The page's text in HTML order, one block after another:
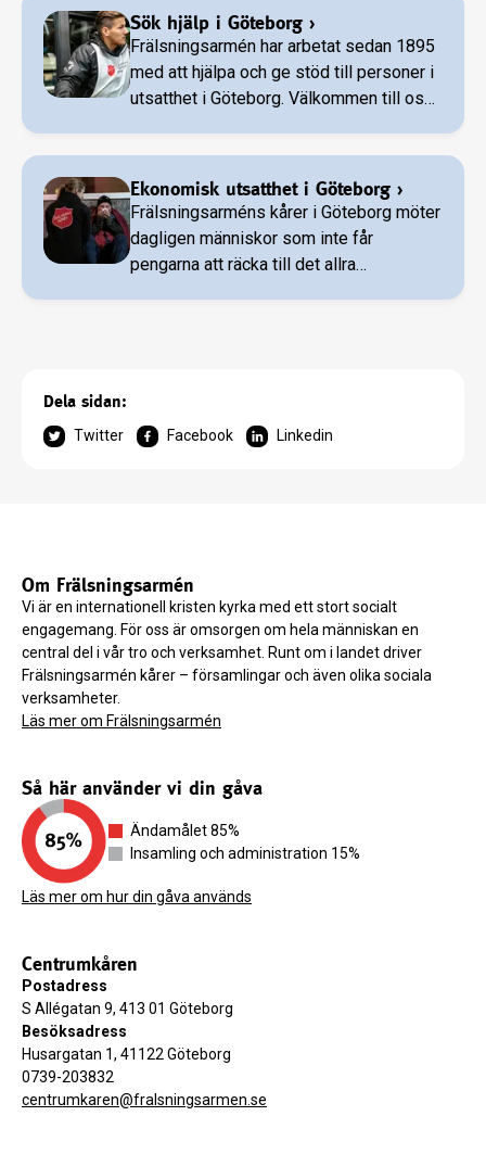
Sök hjälp i Göteborg ›
Frälsningsarmén har arbetat sedan 1895
med att hjälpa och ge stöd till personer i
utsatthet i Göteborg. Välkommen till oss
sociala arbete.
Ekonomisk utsatthet i Göteborg ›
Frälsningsarméns kårer i Göteborg möter
dagligen människor som inte får
pengarna att räcka till det allra
Dela sidan:
Twitter Facebook Linkedin
Om Frälsningsarmén
Vi är en internationell kristen kyrka med ett stort socialt
engagemang. För oss är omsorgen om hela människan en
central del i vår tro och verksamhet. Runt om i landet driver
Frälsningsarmén kårer – församlingar och även olika sociala
verksamheter.
Läs mer om Frälsningsarmén
Så här använder vi din gåva
Ändamålet 85%
Insamling och administration 15%
Läs mer om hur din gåva används
Centrumkåren
Postadress
S Allégatan 9, 413 01 Göteborg
Besöksadress
Husargatan 1, 41122 Göteborg
0739-203832
centrumkaren@fralsningsarmen.se